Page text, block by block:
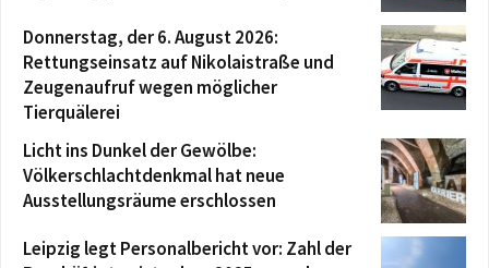
Donnerstag, der 6. August 2026:
Rettungseinsatz auf Nikolaistraße und
Zeugenaufruf wegen möglicher
Tierquälerei
Licht ins Dunkel der Gewölbe:
Völkerschlachtdenkmal hat neue
Ausstellungsräume erschlossen
Leipzig legt Personalbericht vor: Zahl der